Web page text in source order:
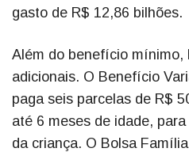
gasto de R$ 12,86 bilhões.
Além do benefício mínimo,
adicionais. O Benefício
paga seis parcelas de R$
até 6 meses de idade,
da criança. O Bolsa